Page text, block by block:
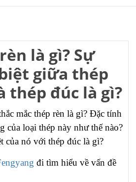
là gì? Sự
giữa thép
thép đúc là gì?
mắc thép rèn là gì? Đặc tính
của loại thép này như thế nào?
của nó với thép đúc là gì?
đi tìm hiểu về vấn đề